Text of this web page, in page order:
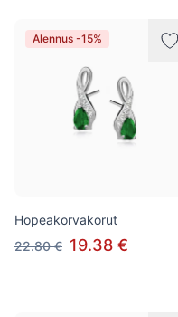
Alennus -15%
Hopeakorvakorut
22.80 € 19.38 €